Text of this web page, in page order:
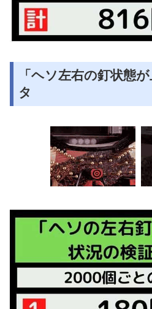
「ヘソ左右の釘状態
タ